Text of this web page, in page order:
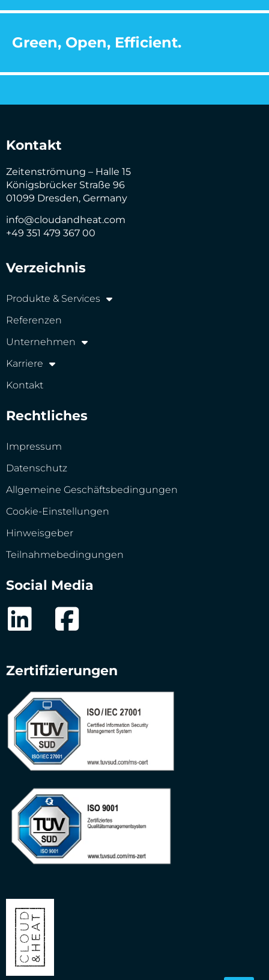
Green, Open, Efficient.
Kontakt
Zeitenströmung – Halle 15
Königsbrücker Straße 96
01099 Dresden, Germany
info@cloudandheat.com
+49 351 479 367 00
Verzeichnis
Produkte & Services
Referenzen
Unternehmen
Karriere
Kontakt
Rechtliches
Impressum
Datenschutz
Allgemeine Geschäftsbedingungen
Cookie-Einstellungen
Hinweisgeber
Teilnahmebedingungen
Social Media
Zertifizierungen